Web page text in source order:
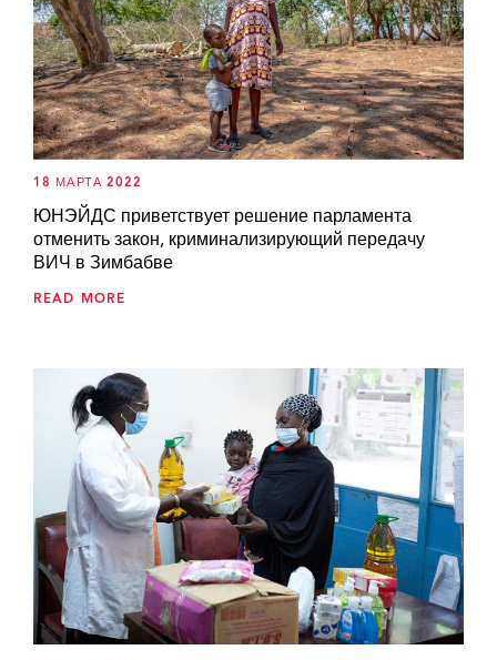
18 МАРТА 2022
ЮНЭЙДС приветствует решение парламента
отменить закон, криминализирующий передачу
ВИЧ в Зимбабве
READ MORE